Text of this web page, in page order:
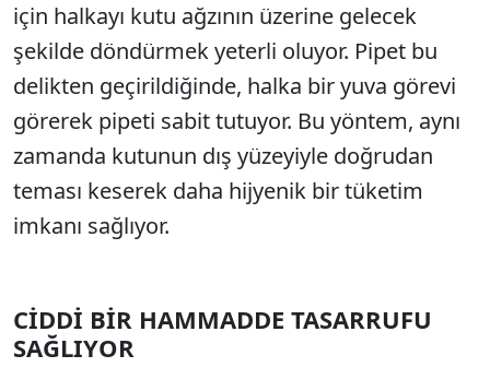
için halkayı kutu ağzının üzerine gelecek
şekilde döndürmek yeterli oluyor. Pipet bu
delikten geçirildiğinde, halka bir yuva görevi
görerek pipeti sabit tutuyor. Bu yöntem, aynı
zamanda kutunun dış yüzeyiyle doğrudan
teması keserek daha hijyenik bir tüketim
imkanı sağlıyor.
CİDDİ BİR HAMMADDE TASARRUFU
SAĞLIYOR